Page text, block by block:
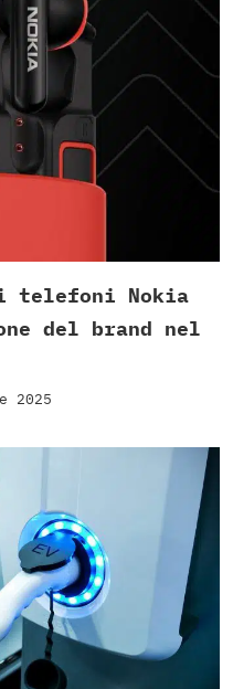
telefoni Nokia
del brand nel
2025